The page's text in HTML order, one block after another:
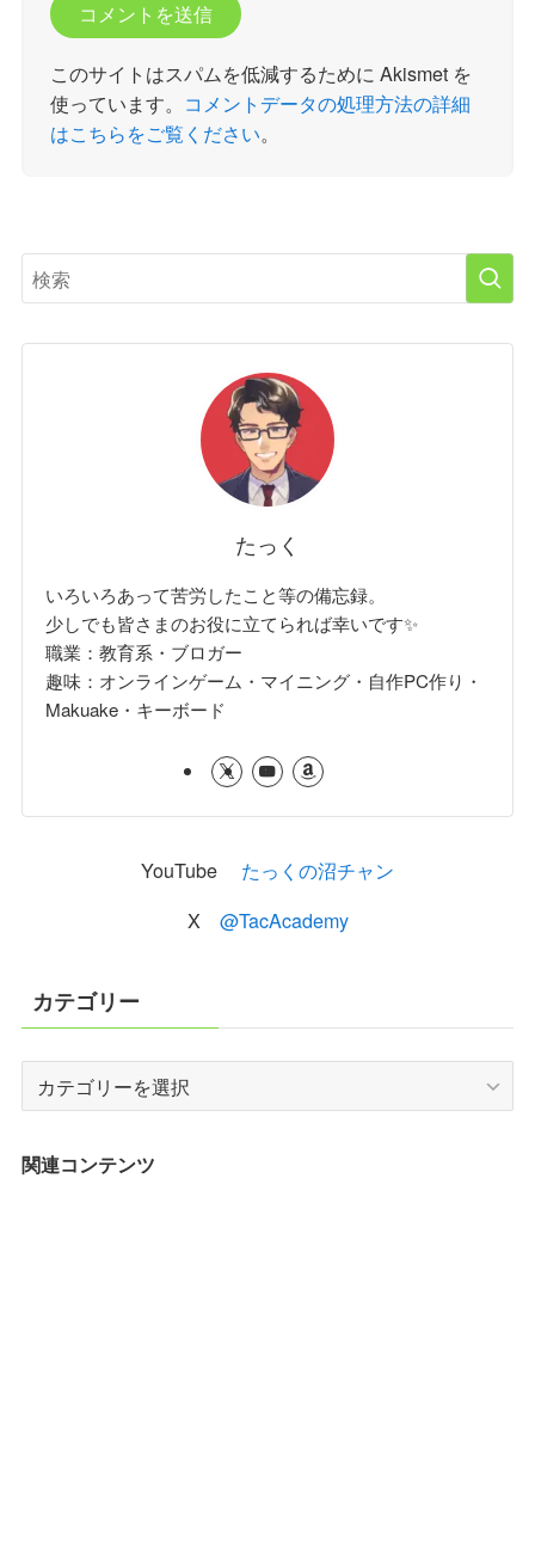
このサイトはスパムを低減するために Akismet を
使っています。 コメントデータの処理方法の詳細
はこちらをご覧ください。
たっく
いろいろあって苦労したこと等の備忘録。
少しでも皆さまのお役に立てられば幸いです✨
職業：教育系・ブロガー
趣味：オンラインゲーム・マイニング・自作PC作り・
Makuake・キーボード
YouTube たっくの沼チャン
X @TacAcademy
カテゴリー
テ
リ
関連コンテンツ